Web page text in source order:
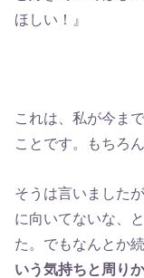
ほしい！』
これは、私が今ま
ことです。もちろ
そうは言いました
に向いてないな、
た。でもなんとか
いう気持ちと周り